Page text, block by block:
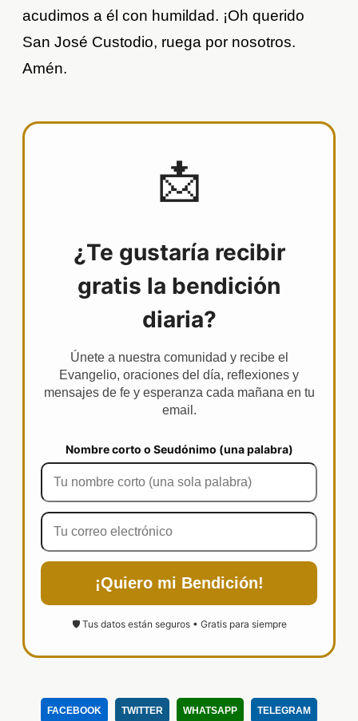
acudimos a él con humildad. ¡Oh querido
San José Custodio, ruega por nosotros.
Amén.
📩
¿Te gustaría recibir
gratis la bendición
diaria?
Únete a nuestra comunidad y recibe el
Evangelio, oraciones del día, reflexiones y
mensajes de fe y esperanza cada mañana en tu
email.
Nombre corto o Seudónimo (una palabra)
¡Quiero mi Bendición!
🛡️ Tus datos están seguros • Gratis para siempre
FACEBOOK TWITTER WHATSAPP TELEGRAM